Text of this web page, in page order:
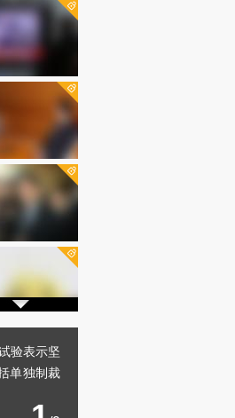
验表示坚
单独制裁